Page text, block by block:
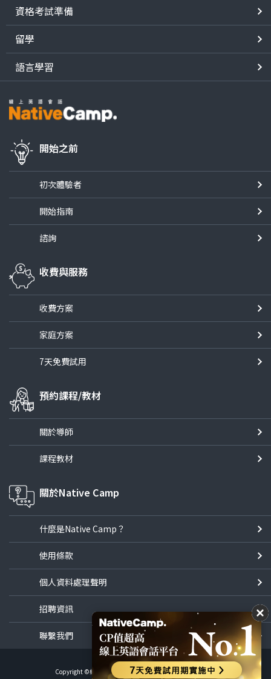
資格考試準備
留學
語言學習
開始之前
初次體驗者
開始指南
諮詢
收費與服務
收費方案
家庭方案
7天免費試用
預約課程/教材
關於導師
課程教材
關於Native Camp
什麼是Native Camp？
使用條款
個人資料處理聲明
招聘資訊
聯繫我們
Copyright ©線上英語會話NativeCamp All Rights Reserved.